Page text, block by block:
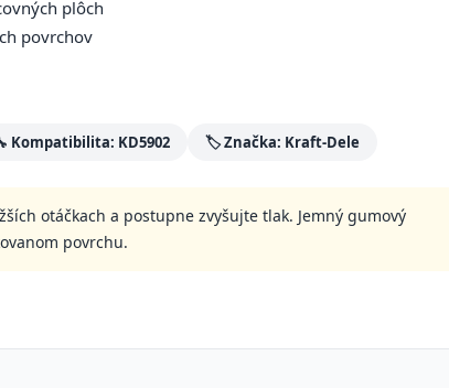
plôch
povrchov
Kompatibilita: KD5902 🏷️ Značka: Kraft-Dele
otáčkach a postupne zvyšujte tlak. Jemný gumový
povrchu.